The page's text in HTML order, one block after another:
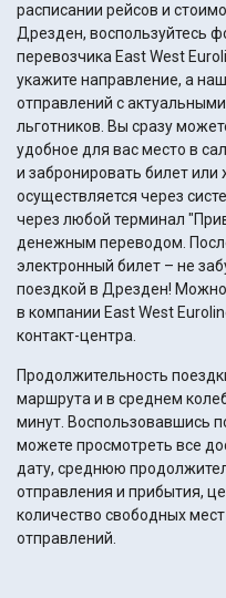
расписании рейсов и
Дрезден, воспользуйтесь
перевозчика East West
укажите направление, а
отправлений с
льготников. Вы сразу можете подобрать идеальный рейс,
удобное для вас место в
и забронировать билет или
осуществляется через
через любой терминал
денежным переводом. После оплаты вы получите
электронный билет – не
поездкой в Дрезден!
в компании East West
контакт-центра.
Продолжительность
маршрута и в среднем
минут. Воспользовавшись поиском по направлению вы
можете просмотреть все
дату, среднюю
отправления и прибытия,
количество свободных
отправлений.